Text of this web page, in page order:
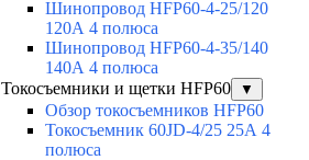
Шинопровод HFP60-4-25/120
120А 4 полюса
Шинопровод HFP60-4-35/140
140А 4 полюса
Токосъемники и щетки HFP60
▼
Обзор токосъемников HFP60
Токосъемник 60JD-4/25 25А 4
полюса